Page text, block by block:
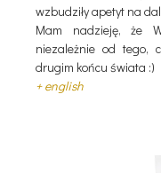
wzbudziły apetyt na
Mam nadzieję, że
niezależnie od tego,
drugim końcu świata :)
+ english